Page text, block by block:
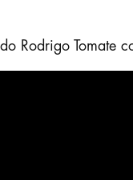
Rodrigo Tomate